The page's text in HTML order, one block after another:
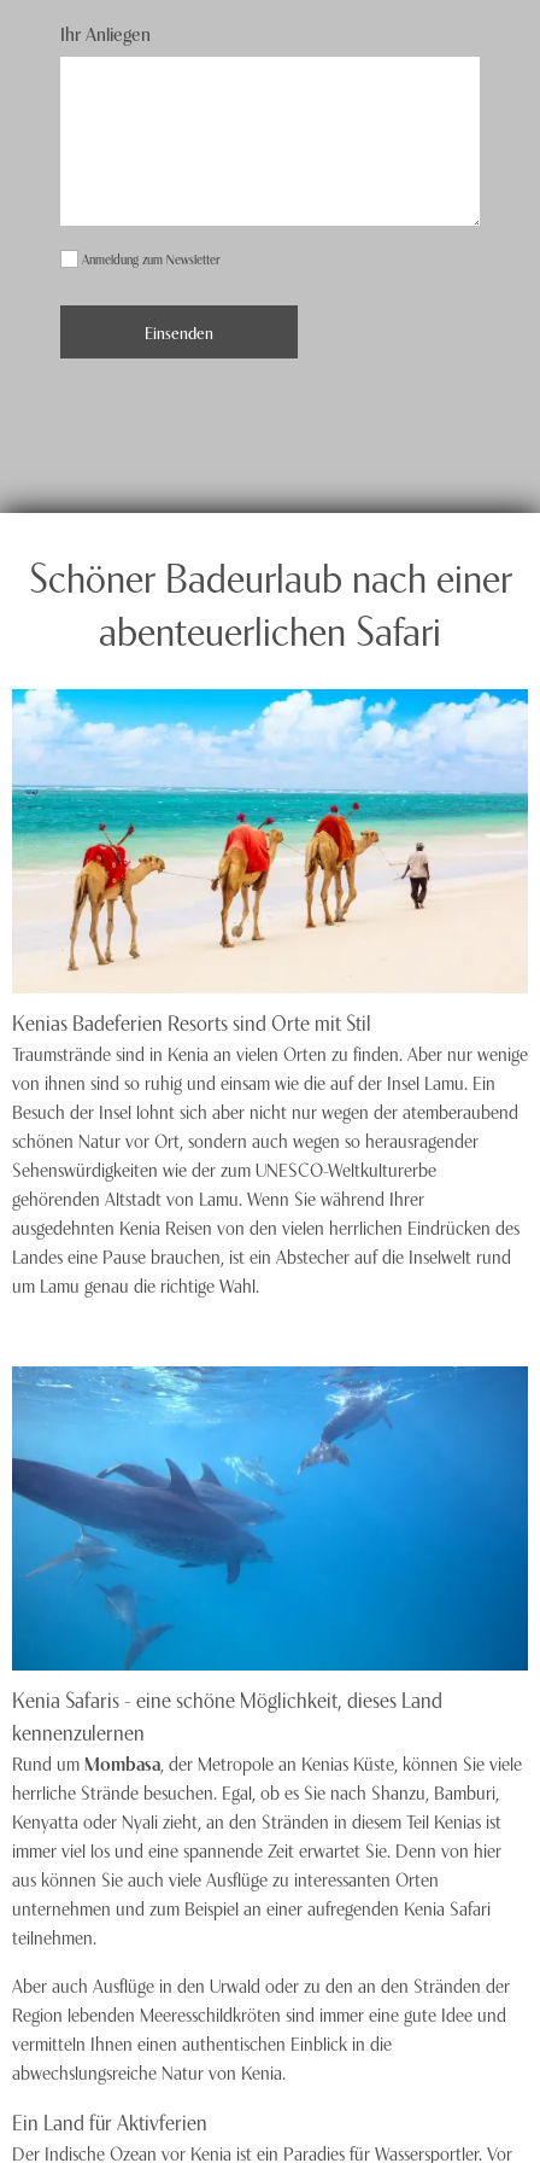
Ihr Anliegen
Anmeldung zum Newsletter
Schöner Badeurlaub nach einer
abenteuerlichen Safari
Kenias Badeferien Resorts sind Orte mit Stil
Traumstrände sind in Kenia an vielen Orten zu finden. Aber nur wenige
von ihnen sind so ruhig und einsam wie die auf der Insel Lamu. Ein
Besuch der Insel lohnt sich aber nicht nur wegen der atemberaubend
schönen Natur vor Ort, sondern auch wegen so herausragender
Sehenswürdigkeiten wie der zum UNESCO-Weltkulturerbe
gehörenden Altstadt von Lamu. Wenn Sie während Ihrer
ausgedehnten Kenia Reisen von den vielen herrlichen Eindrücken des
Landes eine Pause brauchen, ist ein Abstecher auf die Inselwelt rund
um Lamu genau die richtige Wahl.
Kenia Safaris - eine schöne Möglichkeit, dieses Land
kennenzulernen
Rund um Mombasa , der Metropole an Kenias Küste, können Sie viele
herrliche Strände besuchen. Egal, ob es Sie nach Shanzu, Bamburi,
Kenyatta oder Nyali zieht, an den Stränden in diesem Teil Kenias ist
immer viel los und eine spannende Zeit erwartet Sie. Denn von hier
aus können Sie auch viele Ausflüge zu interessanten Orten
unternehmen und zum Beispiel an einer aufregenden Kenia Safari
teilnehmen.
Aber auch Ausflüge in den Urwald oder zu den an den Stränden der
Region lebenden Meeresschildkröten sind immer eine gute Idee und
vermitteln Ihnen einen authentischen Einblick in die
abwechslungsreiche Natur von Kenia.
Ein Land für Aktivferien
Der Indische Ozean vor Kenia ist ein Paradies für Wassersportler. Vor